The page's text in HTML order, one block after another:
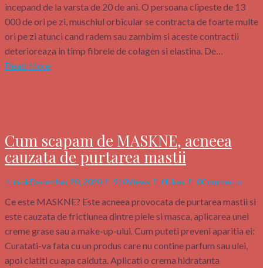
incepand de la varsta de 20 de ani. O persoana clipeste de 13
000 de ori pe zi, muschiul orbicular se contracta de foarte multe
ori pe zi atunci cand radem sau zambim si aceste contractii
deterioreaza in timp fibrele de colagen si elastina. De…
Read More
Cum scapam de MASKNE, acneea
cauzata de purtarea mastii
ArticoleDecember 20, 2020 910Views 0Likes 0Comments
Ce este MASKNE? Este acneea provocata de purtarea mastii si
este cauzata de frictiunea dintre piele si masca, aplicarea unei
creme grase sau a make-up-ului. Cum puteti preveni aparitia ei:
Curatati-va fata cu un produs care nu contine parfum sau ulei,
apoi clatiti cu apa calduta. Aplicati o crema hidratanta